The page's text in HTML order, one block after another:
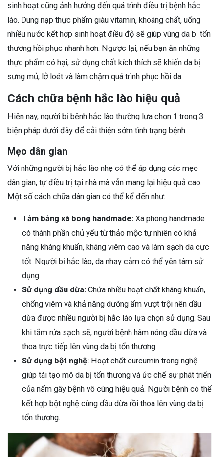
sinh hoạt cũng ảnh hưởng đến quá trình điều trị bệnh hắc
lào. Dung nạp thực phẩm giàu vitamin, khoáng chất, uống
nhiều nước kết hợp sinh hoạt điều độ sẽ giúp vùng da bị tổn
thương hồi phục nhanh hơn. Ngược lại, nếu bạn ăn những
thực phẩm có hại, sử dụng chất kích thích sẽ khiến da bị
sưng mủ, lở loét và làm chậm quá trình phục hồi da.
Cách chữa bệnh hắc lào hiệu quả
Hiện nay, người bị bệnh hắc lào thường lựa chọn 1 trong 3
biện pháp dưới đây để cải thiện sớm tình trạng bệnh:
Mẹo dân gian
Với những người bị hắc lào nhẹ có thể áp dụng các mẹo
dân gian, tự điều trị tại nhà mà vẫn mang lại hiệu quả cao.
Một số cách chữa dân gian có thể kể đến như:
Tắm bằng xà bông handmade: Xà phòng handmade
có thành phần chủ yếu từ thảo mộc tự nhiên có khả
năng kháng khuẩn, kháng viêm cao và làm sạch da cực
tốt. Người bị hắc lào, da nhạy cảm có thể yên tâm sử
dụng.
Sử dụng dầu dừa: Chứa nhiều hoạt chất kháng khuẩn,
chống viêm và khả năng dưỡng ẩm vượt trội nên dầu
dừa được nhiều người bị hắc lào lựa chọn sử dụng. Sau
khi tắm rửa sạch sẽ, người bệnh hâm nóng dầu dừa và
thoa trực tiếp lên vùng da bị tổn thương.
Sử dụng bột nghệ: Hoạt chất curcumin trong nghệ
giúp tái tạo mô da bị tổn thương và ức chế sự phát triển
của nấm gây bệnh vô cùng hiệu quả. Người bệnh có thể
kết hợp bột nghệ cùng dầu dừa rồi thoa lên vùng da bị
tổn thương.